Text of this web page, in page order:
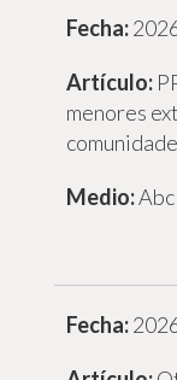
menores
Abc